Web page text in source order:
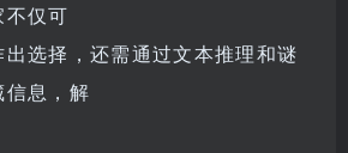
仅可
选择，还需通过文本推理和谜
信息，解